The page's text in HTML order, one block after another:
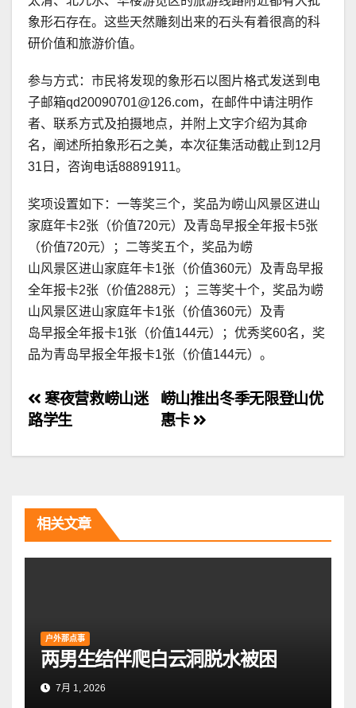
象形石存在。这些天然雕刻出来的石头有着很高的科
研价值和旅游价值。
参与方式：市民将发现的象形石以图片格式发送到电
子邮箱qd20090701@126.com，在邮件中请注明作
者、联系方式及拍摄地点，并附上文字介绍为其命
名，阐述所拍象形石之美，本次征集活动截止到12月
31日，咨询电话88891911。
奖项设置如下：一等奖三个，奖品为崂山风景区进山
家庭年卡2张（价值720元）及青岛早报全年报卡5张
（价值720元）；二等奖五个，奖品为崂
山风景区进山家庭年卡1张（价值360元）及青岛早报
全年报卡2张（价值288元）；三等奖十个，奖品为崂
山风景区进山家庭年卡1张（价值360元）及青
岛早报全年报卡1张（价值144元）；优秀奖60名，奖
品为青岛早报全年报卡1张（价值144元）。
文
章
航
崂山推出冬季无限登山优
惠卡
寒夜营救崂山迷
路学生
相关文章
户外那点事
两男生结伴爬白云洞脱水被困
7月 1, 2026